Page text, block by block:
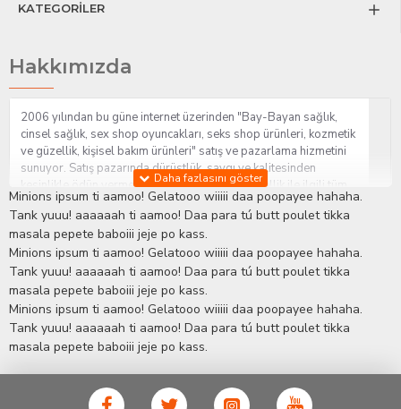
KATEGORİLER
Hakkımızda
2006 yılından bu güne internet üzerinden "Bay-Bayan sağlık,
cinsel sağlık, sex shop oyuncakları, seks shop ürünleri, kozmetik
ve güzellik, kişisel bakım ürünleri" satış ve pazarlama hizmetini
sunuyor. Satış pazarında dürüstlük, saygı ve kalitesinden
kesinlikle ödün vermeden hizmet sağlık ve güzellik ile ilgili tüm
sorularınıza anında cevap verebilen Yetkin ve uzman kadrosu ile
ihtiyaçlarınızı en uygun fiyat ve taksit seçenekleriyle karşılıyor.
İstanbul beylikdüzü Erotik Shop sitemizde insan odaklı çalışma
stratejimiz ile müşterilerimizin yaşamlarında mutlu, sağlıklı ve
bakımlı olmaları için onlara sağlık ve güzellik danışmanlığı
sağlıyoruz.Sex ShopAlışveriş sitemiz Erotik Shop sektöründeki
gelişmeleri ve yenilikleri çok yakından takip etmesi, yaklaşık
5000'e yakın geniş ürün yelpazesi ile Türkiye'de bu sektörde
kendi alanımızda en geniş ürün gurubuna sahip ender
mağazalardan biri olması, müşteri memnuniyetini her zaman ön
planda tutan yaklaşımcı ve yenilikçi servislerin geliştirilmesi
konusundaki becerileri ile kendisine Cinsel Ürün hayatında lider
Minions ipsum ti aamoo! Gelatooo wiiiii daa poopayee hahaha.
Tank yuuu! aaaaaah ti aamoo! Daa para tú butt poulet tikka
masala pepete baboiii jeje po kass.
Minions ipsum ti aamoo! Gelatooo wiiiii daa poopayee hahaha.
Tank yuuu! aaaaaah ti aamoo! Daa para tú butt poulet tikka
masala pepete baboiii jeje po kass.
Minions ipsum ti aamoo! Gelatooo wiiiii daa poopayee hahaha.
Tank yuuu! aaaaaah ti aamoo! Daa para tú butt poulet tikka
masala pepete baboiii jeje po kass.